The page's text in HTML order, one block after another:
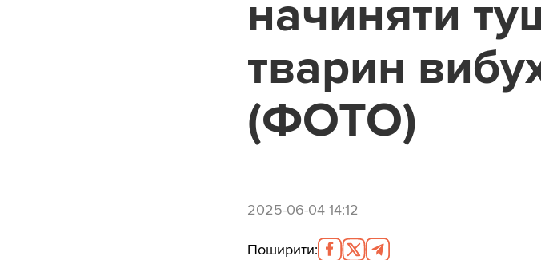
начиняти
тварин
(ФОТО)
2025-06-04 14:12
Поширити: